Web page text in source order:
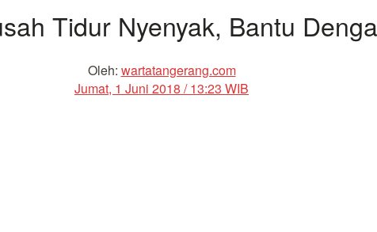
Tidur Nyenyak, Bantu
Oleh: wartatangerang.com
Jumat, 1 Juni 2018 / 13:23 WIB